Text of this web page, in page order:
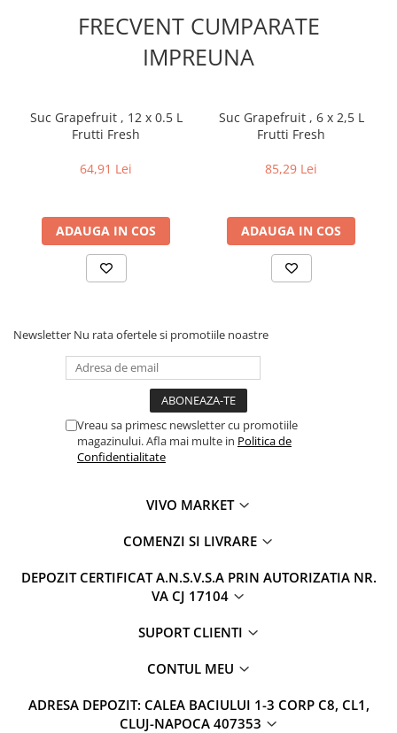
FRECVENT CUMPARATE
IMPREUNA
Suc Grapefruit , 12 x 0.5 L
Frutti Fresh
64,91 Lei
ADAUGA IN COS
Suc Grapefruit , 6 x 2,5 L
Frutti Fresh
85,29 Lei
ADAUGA IN COS
Newsletter Nu rata ofertele si promotiile noastre
Vreau sa primesc newsletter cu promotiile
magazinului. Afla mai multe in Politica de
Confidentialitate
VIVO MARKET
COMENZI SI LIVRARE
DEPOZIT CERTIFICAT A.N.S.V.S.A PRIN AUTORIZATIA NR.
VA CJ 17104
SUPORT CLIENTI
CONTUL MEU
ADRESA DEPOZIT: CALEA BACIULUI 1-3 CORP C8, CL1,
CLUJ-NAPOCA 407353